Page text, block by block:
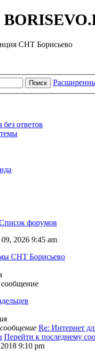
СНТ Борисьево
Поиск
ответов
форумов
2026 9:45 am
СНТ Борисьево
Re: Интернет
Перейти к последнему
9:10 pm